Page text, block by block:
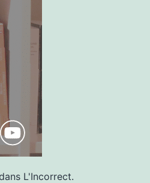
L'Incorrect.